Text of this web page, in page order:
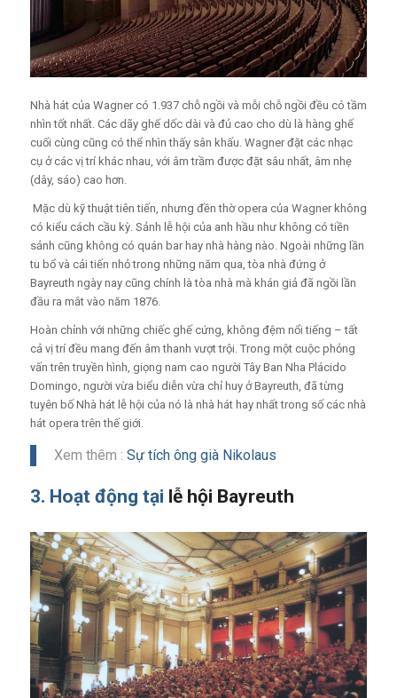
Nhà hát của Wagner có 1.937 chỗ ngồi và mỗi chỗ ngồi đều có tầm
nhìn tốt nhất. Các dãy ghế dốc dài và đủ cao cho dù là hàng ghế
cuối cùng cũng có thể nhìn thấy sân khấu. Wagner đặt các nhạc
cụ ở các vị trí khác nhau, với âm trầm được đặt sâu nhất, âm nhẹ
(dây, sáo) cao hơn.
Mặc dù kỹ thuật tiên tiến, nhưng đền thờ opera của Wagner không
có kiểu cách cầu kỳ. Sảnh lễ hội của anh hầu như không có tiền
sảnh cũng không có quán bar hay nhà hàng nào. Ngoài những lần
tu bổ và cải tiến nhỏ trong những năm qua, tòa nhà đứng ở
Bayreuth ngày nay cũng chính là tòa nhà mà khán giả đã ngồi lần
đầu ra mắt vào năm 1876.
Hoàn chỉnh với những chiếc ghế cứng, không đệm nổi tiếng – tất
cả vị trí đều mang đến âm thanh vượt trội. Trong một cuộc phỏng
vấn trên truyền hình, giọng nam cao người Tây Ban Nha Plácido
Domingo, người vừa biểu diễn vừa chỉ huy ở Bayreuth, đã từng
tuyên bố Nhà hát lễ hội của nó là nhà hát hay nhất trong số các nhà
hát opera trên thế giới.
Xem thêm : Sự tích ông già Nikolaus
3. Hoạt động tại lễ hội Bayreuth